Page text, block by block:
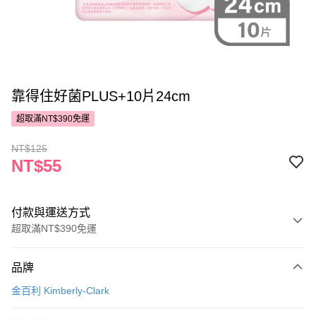
靠得住好菌PLUS+10片24cm
超取滿NT$390免運
NT$125
NT$55
付款與運送方式
超取滿NT$390免運
POYA支付
品牌
金百利 Kimberly-Clark